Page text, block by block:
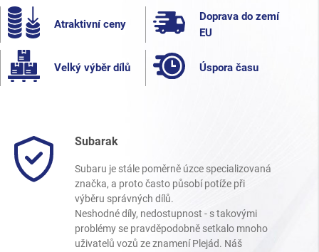
Atraktivní ceny
Doprava do zemí
EU
Velký výběr dílů Úspora času
Subarak
Subaru je stále poměrně úzce specializovaná
značka, a proto často působí potíže při
výběru správných dílů.
Neshodné díly, nedostupnost - s takovými
problémy se pravděpodobně setkalo mnoho
uživatelů vozů ze znamení Plejád. Náš